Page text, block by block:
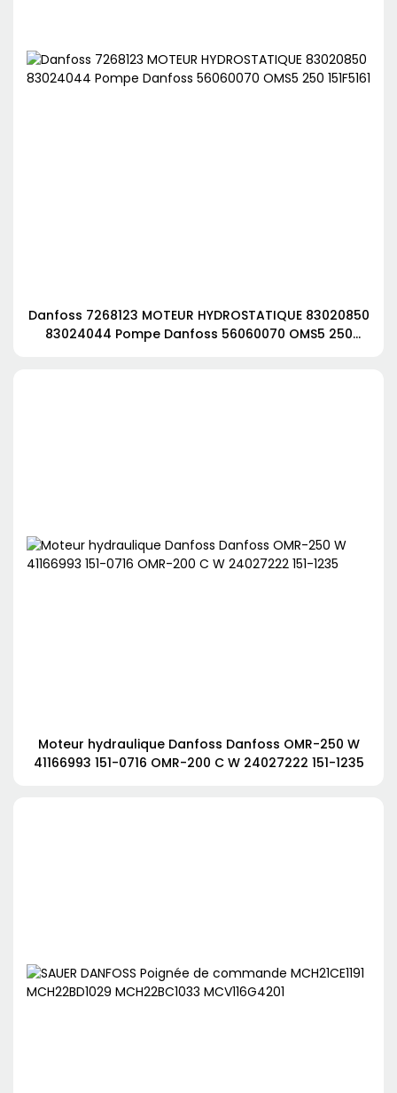
Danfoss 7268123 MOTEUR HYDROSTATIQUE 83020850
83024044 Pompe Danfoss 56060070 OMS5 250
Moteur hydraulique Danfoss Danfoss OMR-250 W
41166993 151-0716 OMR-200 C W 24027222 151-1235